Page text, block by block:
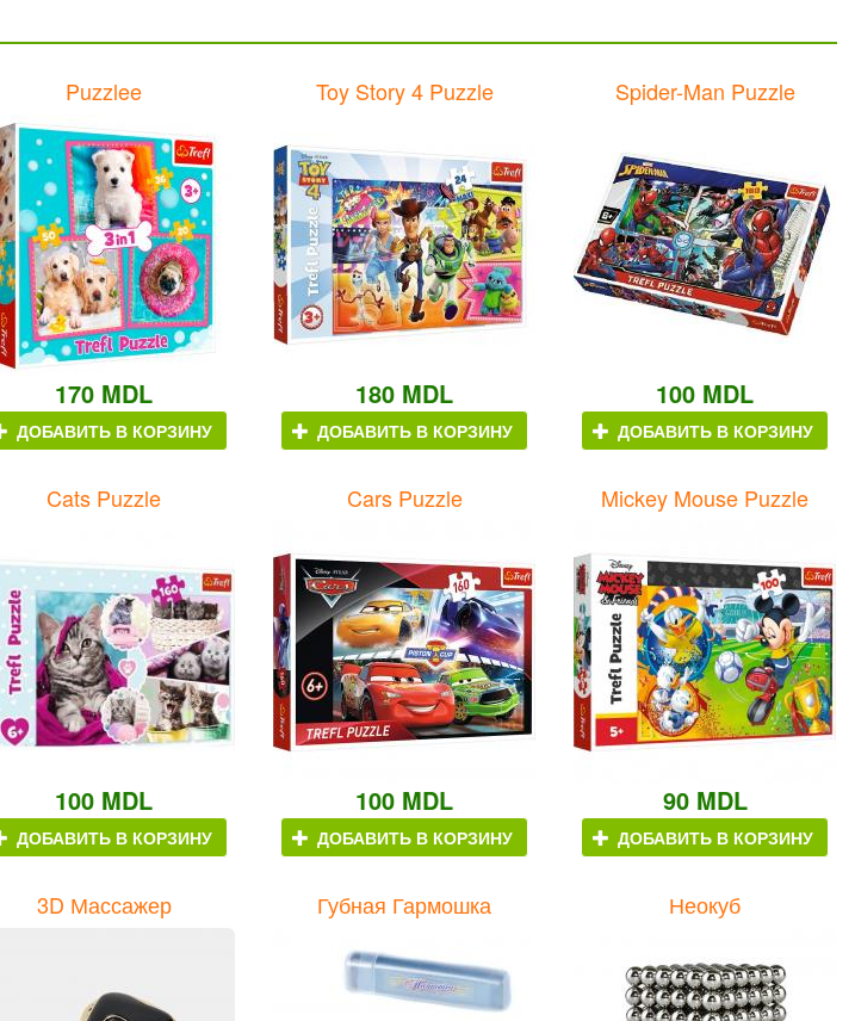
Puzzlee
170 MDL
ДОБАВИТЬ В КОРЗИНУ
Toy Story 4 Puzzle
180 MDL
ДОБАВИТЬ В КОРЗИНУ
Spider-Man Puzzle
100 MDL
ДОБАВИТЬ В КОРЗИНУ
Cats Puzzle
100 MDL
ДОБАВИТЬ В КОРЗИНУ
Cars Puzzle
100 MDL
ДОБАВИТЬ В КОРЗИНУ
Mickey Mouse Puzzle
90 MDL
ДОБАВИТЬ В КОРЗИНУ
3D Массажер Губная Гармошка Неокуб